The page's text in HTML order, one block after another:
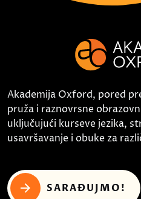
Akademija Oxford, pored
pruža i raznovrsne
uključujući kurseve jezika,
usavršavanje i obuke za
SARAĐUJMO!